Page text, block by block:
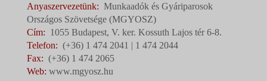
Anyaszervezetünk: Munkaadók és Gyáriparosok
Országos Szövetsége (MGYOSZ)
Cím: 1055 Budapest, V. ker. Kossuth Lajos tér 6-8.
Telefon: (+36) 1 474 2041 | 1 474 2044
Fax: (+36) 1 474 2065
Web: www.mgyosz.hu